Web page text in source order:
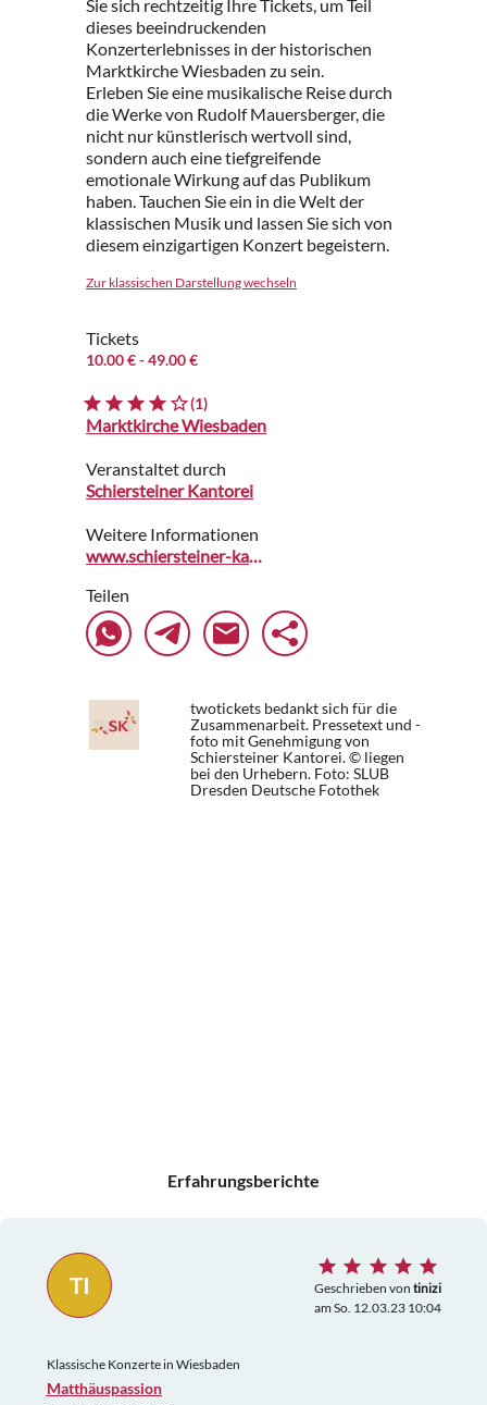
Sie sich rechtzeitig Ihre Tickets, um Teil
dieses beeindruckenden
Konzerterlebnisses in der historischen
Marktkirche Wiesbaden zu sein.
Erleben Sie eine musikalische Reise durch
die Werke von Rudolf Mauersberger, die
nicht nur künstlerisch wertvoll sind,
sondern auch eine tiefgreifende
emotionale Wirkung auf das Publikum
haben. Tauchen Sie ein in die Welt der
klassischen Musik und lassen Sie sich von
diesem einzigartigen Konzert begeistern.
Zur klassischen Darstellung wechseln
Tickets
10.00 €- 49.00 €
(1)
Marktkirche Wiesbaden
Veranstaltet durch
Schiersteiner Kantorei
Weitere Informationen
www.schiersteiner-kantorei.de
Teilen
twotickets bedankt sich für die
Zusammenarbeit. Pressetext und -
foto mit Genehmigung von
Schiersteiner Kantorei. © liegen
bei den Urhebern. Foto: SLUB
Dresden Deutsche Fotothek
Erfahrungsberichte
TI Geschrieben von tinizi
am So. 12.03.23 10:04
Klassische Konzerte in Wiesbaden
Matthäuspassion